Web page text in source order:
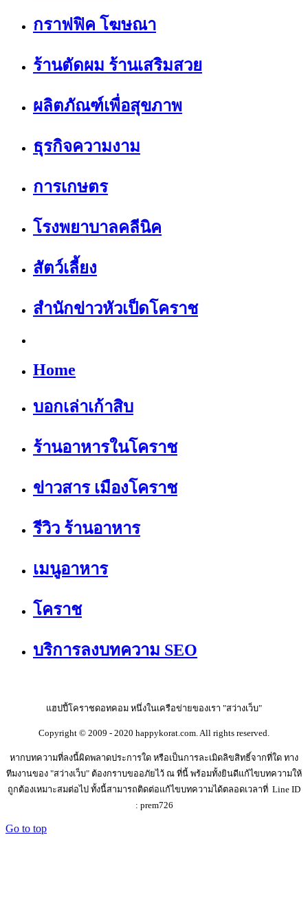
กราฟฟิค โฆษณา
ร้านตัดผม ร้านเสริมสวย
ผลิตภัณฑ์เพื่อสุขภาพ
ธุรกิจความงาม
การเกษตร
โรงพยาบาลคลีนิค
สัตว์เลี้ยง
สำนักข่าวหัวเป็ดโคราช
Home
บอกเล่าเก้าสิบ
ร้านอาหารในโคราช
ข่าวสาร เมืองโคราช
รีวิว ร้านอาหาร
เมนูอาหาร
โคราช
บริการลงบทความ SEO
แฮปปี้โคราชดอทคอม หนึ่งในเครือข่ายของเรา "สว่างเว็บ"
Copyright © 2009 - 2020 happykorat.com. All rights reserved.
หากบทความที่ลงนี้ผิดพลาดประการใด หรือเป็นการละเมิดลิขสิทธิ์จากที่ใด ทาง
ทีมงานของ "สว่างเว็บ" ต้องกราบขออภัยไว้ ณ ที่นี้ พร้อมทั้งยินดีแก้ไขบทความให้
ถูกต้องเหมาะสมต่อไป ทั้งนี้สามารถติดต่อแก้ไขบทความได้ตลอดเวลาที่ Line ID
: prem726
Go to top